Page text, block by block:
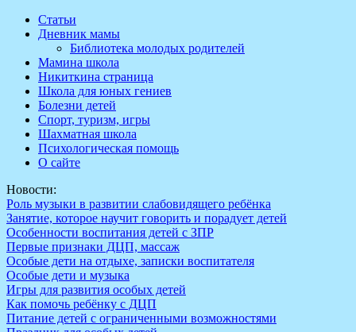
Перейти
содержимому
Статьи
Дневник мамы
Библиотека молодых родителей
Мамина школа
Никиткина страница
Школа для юных гениев
Болезни детей
Спорт, туризм, игры
Шахматная школа
Психологическая помощь
О сайте
Новости:
Роль музыки в развитии слабовидящего ребёнка
Занятие, которое научит говорить и порадует детей
Особенности воспитания детей с ЗПР
Первые признаки ДЦП, массаж
Особые дети на отдыхе, записки воспитателя
Особые дети и музыка
Игры для развития особых детей
Как помочь ребёнку с ДЦП
Питание детей с ограниченными возможностями